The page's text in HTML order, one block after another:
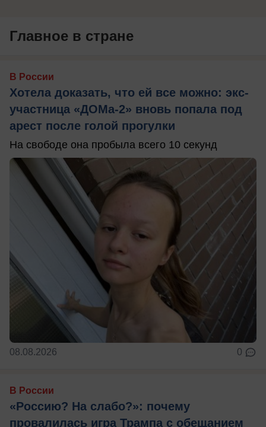
Главное в стране
В России
Хотела доказать, что ей все можно: экс-
участница «ДОМа-2» вновь попала под
арест после голой прогулки
На свободе она пробыла всего 10 секунд
08.08.2026 0
В России
«Россию? На слабо?»: почему
провалилась игра Трампа с обещанием